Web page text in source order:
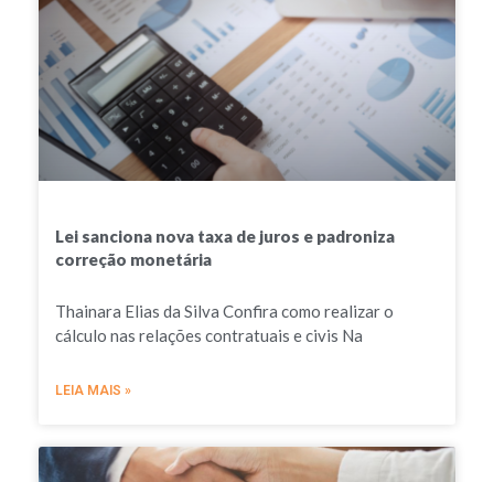
Lei sanciona nova taxa de juros e padroniza
correção monetária
Thainara Elias da Silva Confira como realizar o
cálculo nas relações contratuais e civis Na
LEIA MAIS »